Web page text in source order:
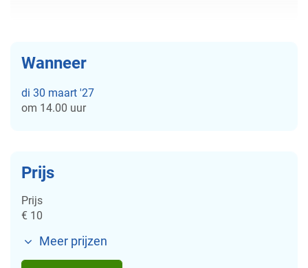
Wanneer
di 30 maart '27
om 14.00 uur
Prijs
Prijs
€ 10
Meer prijzen